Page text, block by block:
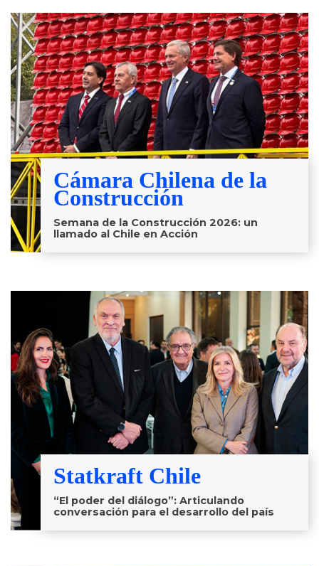
Cámara Chilena de la
Construcción
Semana de la Construcción 2026: un
llamado al Chile en Acción
Statkraft Chile
“El poder del diálogo”: Articulando
conversación para el desarrollo del país